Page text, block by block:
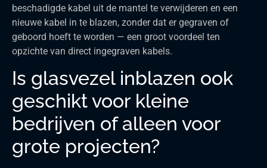
beschadigde kabel uit de mantel te verwijderen en een
nieuwe kabel in te blazen, zonder dat er gegraven of
geboord hoeft te worden — een groot voordeel ten
opzichte van direct ingegraven kabels.
Is glasvezel inblazen ook
geschikt voor kleine
bedrijven of alleen voor
grote projecten?